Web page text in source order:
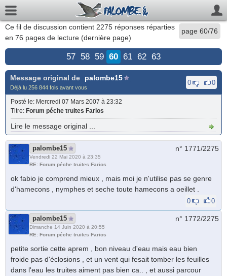
page 60/76
Ce fil de discussion contient 2275 réponses réparties
en 76 pages de lecture (dernière page)
57 58 59 60 61 62 63
Message original de palombe15
Déjà lu 256 844 fois avant vous
0 0
Posté le: Mercredi 07 Mars 2007 à 23:32
Titre: Forum péche truites Farios
Lire le message original ...
palombe15
Vendredi 22 Mai 2020 à 23:35
RE: Forum péche truites Farios
n° 1771/2275
ok fabio je comprend mieux , mais moi je n'utilise pas se genre
d'hamecons , nymphes et seche toute hamecons a oeillet .
0 0
palombe15
Dimanche 14 Juin 2020 à 20:55
RE: Forum péche truites Farios
n° 1772/2275
petite sortie cette aprem , bon niveau d'eau mais eau bien
froide pas d'éclosions , et un vent qui fesait tomber les feuilles
dans l'eau les truites aiment pas bien ca.. , et aussi parcour